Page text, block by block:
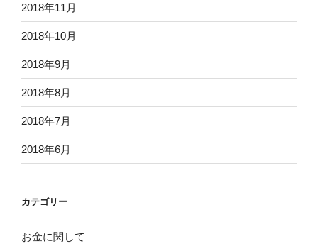
2018年11月
2018年10月
2018年9月
2018年8月
2018年7月
2018年6月
カテゴリー
お金に関して